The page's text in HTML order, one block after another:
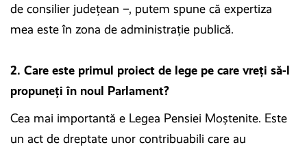
de consilier judeţean –, putem spune că expertiza
mea este în zona de administraţie publică.
2. Care este primul proiect de lege pe care vreți să-l
propuneți în noul Parlament?
Cea mai importantă e Legea Pensiei Moştenite. Este
un act de dreptate unor contribuabili care au